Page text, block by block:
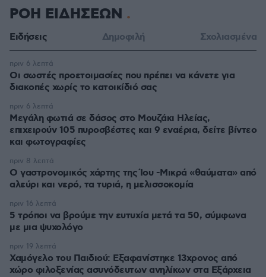
ΡΟΗ ΕΙΔΗΣΕΩΝ
Ειδήσεις Δημοφιλή Σχολιασμένα
Οι σωστές προετοιμασίες που πρέπει να κάνετε για
διακοπές χωρίς το κατοικίδιό σας
πριν 6 λεπτά
Μεγάλη φωτιά σε δάσος στο Μουζάκι Ηλείας,
επιχειρούν 105 πυροσβέστες και 9 εναέρια, δείτε βίντεο
και φωτογραφίες
πριν 6 λεπτά
Ο γαστρονομικός χάρτης της Ίου -Μικρά «θαύματα» από
αλεύρι και νερό, τα τυριά, η μελισσοκομία
πριν 8 λεπτά
5 τρόποι να βρούμε την ευτυχία μετά τα 50, σύμφωνα
με μια ψυχολόγο
πριν 16 λεπτά
Χαμόγελο του Παιδιού: Εξαφανίστηκε 13χρονος από
χώρο φιλοξενίας ασυνόδευτων ανηλίκων στα Εξάρχεια
πριν 19 λεπτά